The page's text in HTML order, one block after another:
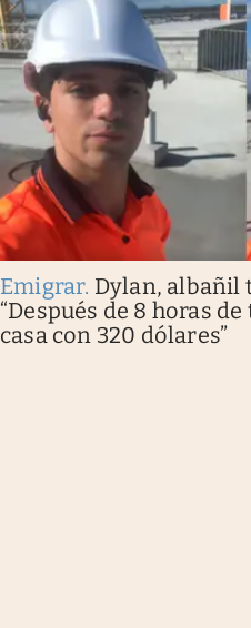
Emigrar. Dylan, albañil
“Después de 8 horas
casa con 320 dólares”